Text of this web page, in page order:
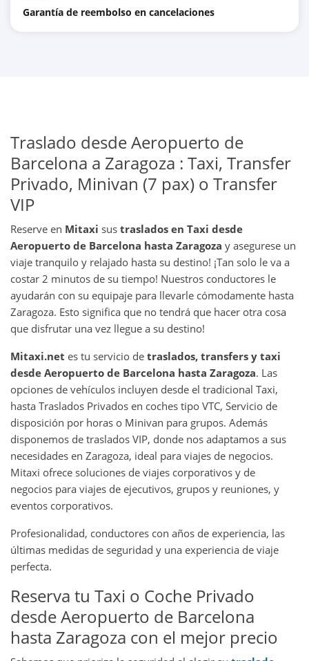
Garantía de reembolso en cancelaciones
Traslado desde Aeropuerto de
Barcelona a Zaragoza : Taxi, Transfer
Privado, Minivan (7 pax) o Transfer
VIP
Reserve en Mitaxi sus traslados en Taxi desde
Aeropuerto de Barcelona hasta Zaragoza y asegurese un
viaje tranquilo y relajado hasta su destino! ¡Tan solo le va a
costar 2 minutos de su tiempo! Nuestros conductores le
ayudarán con su equipaje para llevarle cómodamente hasta
Zaragoza. Esto significa que no tendrá que hacer otra cosa
que disfrutar una vez llegue a su destino!
Mitaxi.net es tu servicio de traslados, transfers y taxi
desde Aeropuerto de Barcelona hasta Zaragoza. Las
opciones de vehículos incluyen desde el tradicional Taxi,
hasta Traslados Privados en coches tipo VTC, Servicio de
disposición por horas o Minivan para grupos. Además
disponemos de traslados VIP, donde nos adaptamos a sus
necesidades en Zaragoza, ideal para viajes de negocios.
Mitaxi ofrece soluciones de viajes corporativos y de
negocios para viajes de ejecutivos, grupos y reuniones, y
eventos corporativos.
Profesionalidad, conductores con años de experiencia, las
últimas medidas de seguridad y una experiencia de viaje
perfecta.
Reserva tu Taxi o Coche Privado
desde Aeropuerto de Barcelona
hasta Zaragoza con el mejor precio